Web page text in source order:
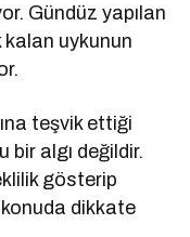
Gündüz yapılan
kalan uykunun
teşvik ettiği
bir algı değildir.
gösterip
dikkate